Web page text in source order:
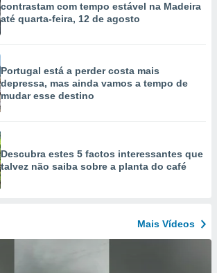
contrastam com tempo estável na Madeira
até quarta-feira, 12 de agosto
Portugal está a perder costa mais
depressa, mas ainda vamos a tempo de
mudar esse destino
Descubra estes 5 factos interessantes que
talvez não saiba sobre a planta do café
Mais Vídeos